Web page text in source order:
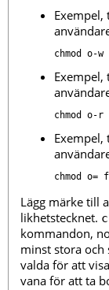
Lägg märke till
likhetstecknet.
kommandon,
minst stora och
valda för att
vana för att ta